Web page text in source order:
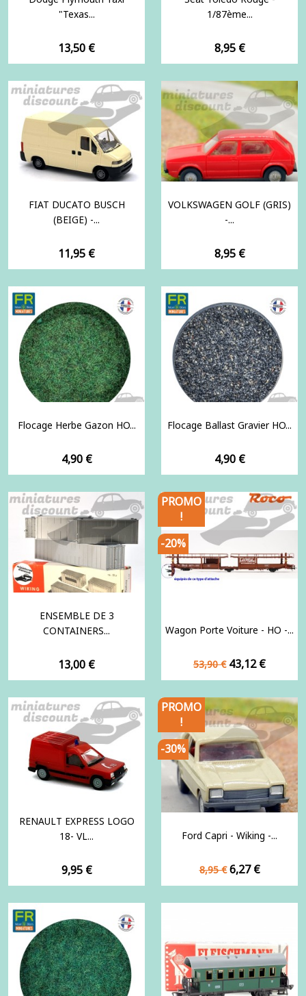
"Texas...
Prix
13,50 €
1/87ème...
Prix
8,95 €
FIAT DUCATO BUSCH
(BEIGE) -...
Prix
11,95 €
VOLKSWAGEN GOLF (GRIS)
-...
Prix
8,95 €
Flocage Herbe Gazon HO...
Prix
4,90 €
Flocage Ballast Gravier HO...
Prix
4,90 €
ENSEMBLE DE 3
CONTAINERS...
Prix
13,00 €
Wagon Porte Voiture - HO -...
Prix
de
53,90 € Prix
43,12 €
PROMO
!
-20%
RENAULT EXPRESS LOGO
18- VL...
Prix
9,95 €
Ford Capri - Wiking -...
Prix
de
8,95 € Prix
6,27 €
PROMO
!
-30%